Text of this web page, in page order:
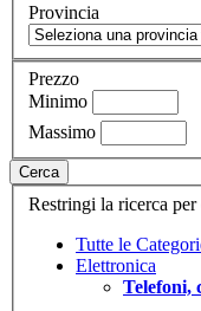
Provincia
Prezzo
Minimo
Massimo
Cerca
Restringi la ricerca per
Tutte le
Elettronica
Telefoni,